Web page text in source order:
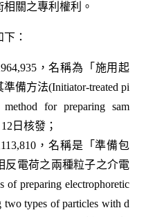
關之專利權利。
：
，名稱為「施用起
備方法(Initiator-treated pi
for preparing sam
日核發；
，名稱是「準備包
反電荷之兩種粒子之介電
preparing electrophoretic
two types of particles with d